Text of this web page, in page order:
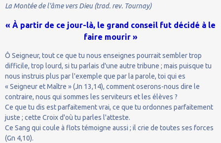
La Montée de l'âme vers Dieu (trad. rev. Tournay)
« À partir de ce jour-là, le grand conseil fut décidé à le
faire mourir »
Ô Seigneur, tout ce que tu nous enseignes pourrait sembler trop
difficile, trop lourd, si tu parlais d'une autre tribune ; mais puisque tu
nous instruis plus par l'exemple que par la parole, toi qui es
« Seigneur et Maître » (Jn 13,14), comment oserons-nous dire le
contraire, nous qui sommes les serviteurs et les élèves ?
Ce que tu dis est parfaitement vrai, ce que tu ordonnes parfaitement
juste ; cette Croix d'où tu parles l'atteste.
Ce Sang qui coule à flots témoigne aussi ; il crie de toutes ses forces
(Gn 4,10).